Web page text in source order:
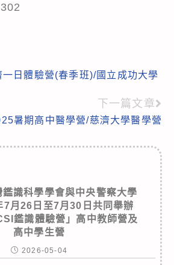
302
日體驗營(春季班)/國立成功大學
下一篇文章
暑期高中醫學營/慈濟大學醫學營
識科學學會與中央警察大學
7月26日至7月30日共同舉辦
鑑識體驗營」高中教師營及
高中學生營
2026-05-04